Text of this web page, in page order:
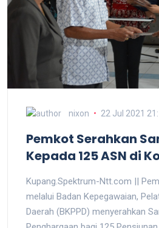
nixon 22 Jul 2021
Pemkot Serahkan
Kepada 125 ASN di
Kupang.Spektrum-Ntt.com ||
melalui Badan Kepegawaian,
Daerah (BKPPD) menyerahkan